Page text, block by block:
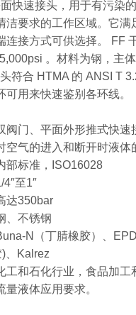
快速接头，用于有污染
洁要求的工作区域。它满
连接方式可供选择。 FF
。材料为钢，主体
头符合 HTMA 的 ANSI T
可用来快速鉴别各环线。
阀门、平面外形推式快速
空气的进入和断开时液体
部标准，ISO16028
至1″
达350bar
、不锈钢
N（丁腈橡胶）、
、Kalrez
工和石化行业，食品加工
量液体应用要求。